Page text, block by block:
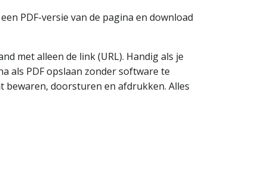
PDF-versie van de pagina en download
met alleen de link (URL). Handig als je
als PDF opslaan zonder software te
doorsturen en afdrukken. Alles